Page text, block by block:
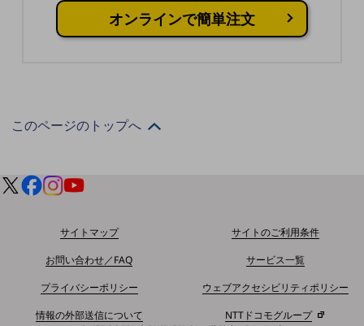
経営情報TOP
基礎的電気通信役務損益明細表
新卒採用
広告・協賛
オンラインで簡単注文
このページのトップへ
サイトマップ
サイトのご利用条件
お問い合わせ／FAQ
サービス一覧
プライバシーポリシー
ウェブアクセシビリティポリシー
情報の外部送信について
NTTドコモグループ